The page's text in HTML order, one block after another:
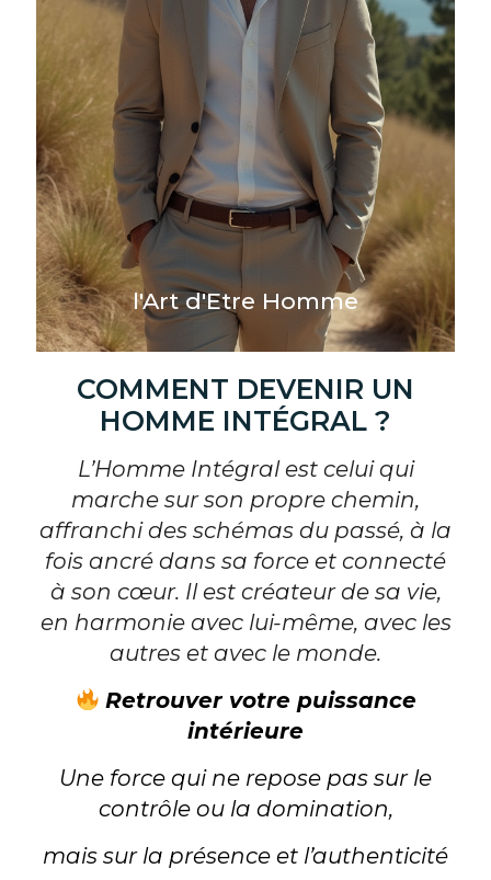
l'Art d'Etre Homme
COMMENT DEVENIR UN
HOMME INTÉGRAL ?
L’Homme Intégral est celui qui
marche sur son propre chemin,
affranchi des schémas du passé, à la
fois ancré dans sa force et connecté
à son cœur. Il est créateur de sa vie,
en harmonie avec lui-même, avec les
autres et avec le monde.
Retrouver votre puissance
intérieure
Une force qui ne repose pas sur le
contrôle ou la domination,
mais sur la présence et l’authenticité